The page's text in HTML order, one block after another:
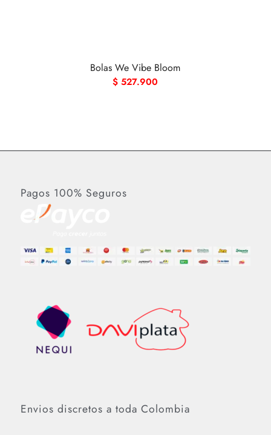
Bolas We Vibe Bloom
$ 527.900
Pagos 100% Seguros
Envios discretos a toda Colombia